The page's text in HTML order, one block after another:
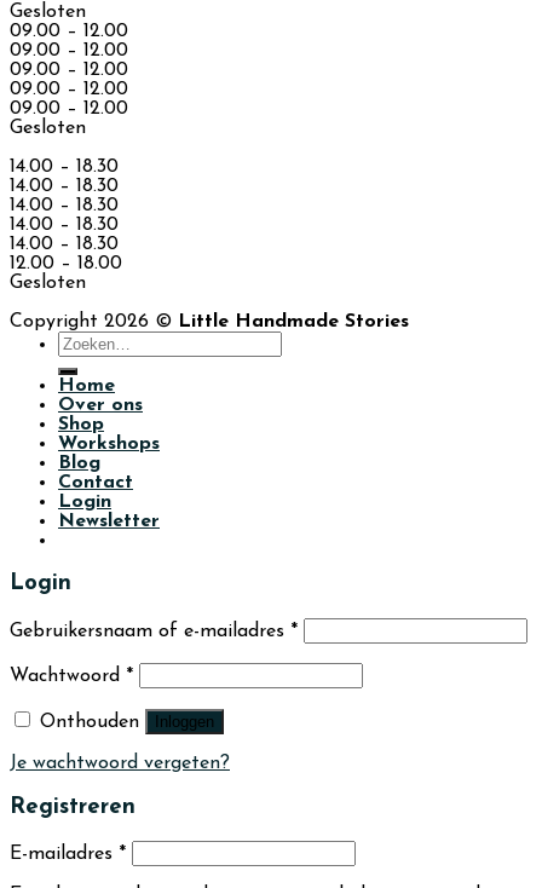
Gesloten
09.00 – 12.00
09.00 – 12.00
09.00 – 12.00
09.00 – 12.00
09.00 – 12.00
Gesloten
14.00 – 18.30
14.00 – 18.30
14.00 – 18.30
14.00 – 18.30
14.00 – 18.30
12.00 – 18.00
Gesloten
Copyright 2026 © Little Handmade Stories
Zoeken
naar:
Home
Over ons
Shop
Workshops
Blog
Contact
Login
Newsletter
Login
Gebruikersnaam of e-mailadres *
Wachtwoord *
Onthouden Inloggen
Je wachtwoord vergeten?
Registreren
E-mailadres *